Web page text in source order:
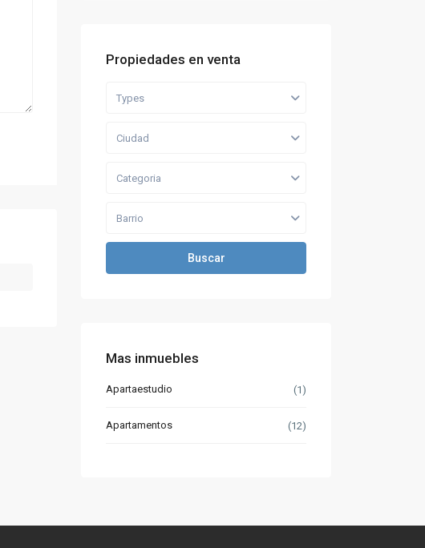
Propiedades en venta
Types
Ciudad
Categoria
Barrio
Buscar
Mas inmuebles
Apartaestudio (1)
Apartamentos (12)